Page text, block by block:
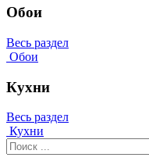
Обои
Весь раздел
Обои
Кухни
Весь раздел
Кухни